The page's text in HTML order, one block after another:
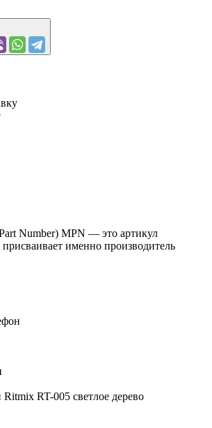
Number) MPN — это артикул
именно производитель
RT-005 светлое дерево